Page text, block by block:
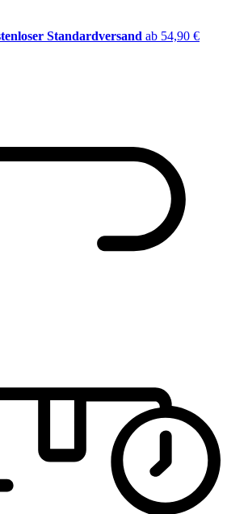
Standardversand ab 54,90 €